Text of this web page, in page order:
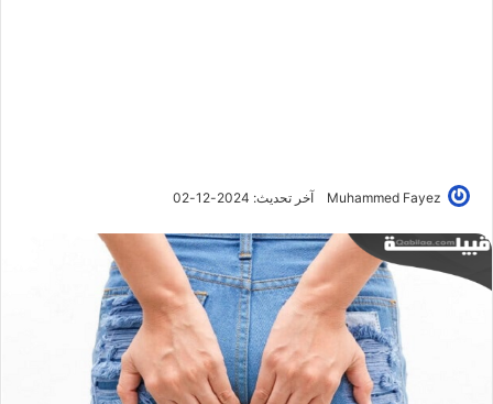
Muhammed Fayez آخر تحديث: 2024-12-02